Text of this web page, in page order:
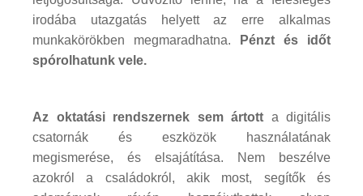
irodába utazgatás helyett az erre alkalmas
munkakörökben megmaradhatna.
Pénzt és időt
spórolhatunk vele.
Az oktatási rendszernek sem ártott a digitális
csatornák és eszközök használatának
megismerése, és elsajátítása. Nem beszélve
azokról a családokról, akik most, segítők és